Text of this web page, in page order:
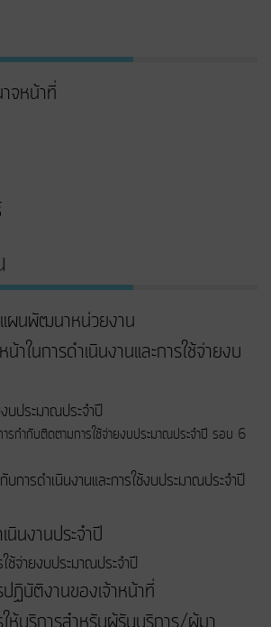
จหน้าที่
ผนพัฒนาหน่วยงาน
าในการดําเนินงานและการใช้จ่ายงบ
บประมาณประจำปี
ารกำกับติดตามการใช้จ่ายงบประมาณประจำปี รอบ 6
บการดำเนินงานและการใช้งบประมาณประจำปี
นินงานประจำปี
ช้จ่ายงบประมาณประจำปี
ฏิบัติงานของเจ้าหน้าที่